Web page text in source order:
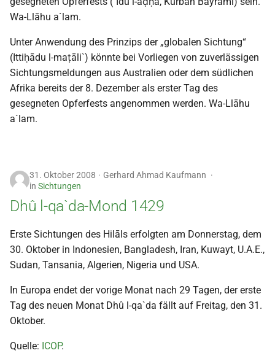
Wa-Llāhu a`lam.
Unter Anwendung des Prinzips der „globalen Sichtung“
(Ittiḥādu l-maṭāli`) könnte bei Vorliegen von zuverlässigen
Sichtungsmeldungen aus Australien oder dem südlichen
Afrika bereits der 8. Dezember als erster Tag des
gesegneten Opferfests angenommen werden. Wa-Llāhu
a`lam.
31. Oktober 2008
Gerhard Ahmad Kaufmann
in Sichtungen
Dhû l-qa`da-Mond 1429
Erste Sichtungen des Hilāls erfolgten am Donnerstag, dem
30. Oktober in Indonesien, Bangladesh, Iran, Kuwayt, U.A.E.,
Sudan, Tansania, Algerien, Nigeria und USA.
In Europa endet der vorige Monat nach 29 Tagen, der erste
Tag des neuen Monat Dhû l-qa`da fällt auf Freitag, den 31.
Oktober.
Quelle: ICOP.